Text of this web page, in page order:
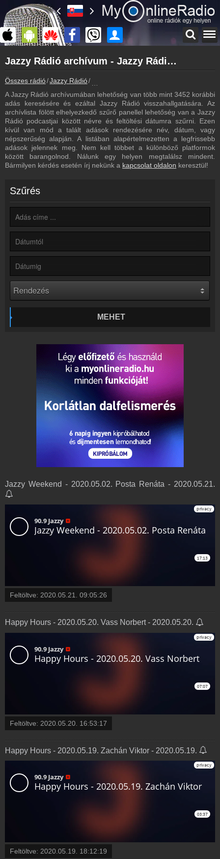
myonlineradio.hu
Jazzy Rádió
Vissza a Jazzy Rádió oldalára
Bejelentkezés
Hozz létre saját fiókot!
Most szól
Tudd meg mi szólt eddig
Műsorújság
Jazzy Rádió műsorai
Jazzy Rádió kapcsolatos hírek
Kapcsolat
Írj nekünk!
Partnerek
Rádiós partnerek
Rádió beágyazás
Ágyazd be weboldaladba
Online rádió készítés
Készítés lépésről lépésre
Jazzy Rádió archívum - Jazzy Rádió podcasts - Jazzy Rádió visszahallgatás
Összes rádió Jazzy Rádió
A Jazzy Rádió archívumában lehetőség van több mint 3452 korábbi
adás keresésére és ezáltal Jazzy Rádió visszahallgatására. Az
archívlista fölött elhelyezkedő szűrő panellel lehetőség van a Jazzy
Rádió podcastjai között névre és feltöltési dátumra szűrni. Ezen
kívül van mód a talált adások rendezésére név, dátum, vagy
népszerűség alapján. A listában alapértelmezetten a legfrissebb
adások jelennek meg. Nem kell többet a különböző platformok
között barangolnod. Nálunk egy helyen megtalálsz mindent.
Bármilyen kérdés esetén írj nekünk a kapcsolat oldalon keresztül!
Szűrés
MEHET
Jazzy Weekend - 2020.05.02. Posta Renáta - 2020.05.21.
Feltöltve: 2020.05.21. 09:05:26
Happy Hours - 2020.05.20. Vass Norbert - 2020.05.20.
Feltöltve: 2020.05.20. 16:53:17
Happy Hours - 2020.05.19. Zachán Viktor - 2020.05.19.
Feltöltve: 2020.05.19. 18:12:19